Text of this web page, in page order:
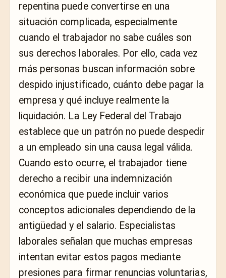
repentina puede convertirse en una
situación complicada, especialmente
cuando el trabajador no sabe cuáles son
sus derechos laborales. Por ello, cada vez
más personas buscan información sobre
despido injustificado, cuánto debe pagar la
empresa y qué incluye realmente la
liquidación. La Ley Federal del Trabajo
establece que un patrón no puede despedir
a un empleado sin una causa legal válida.
Cuando esto ocurre, el trabajador tiene
derecho a recibir una indemnización
económica que puede incluir varios
conceptos adicionales dependiendo de la
antigüedad y el salario. Especialistas
laborales señalan que muchas empresas
intentan evitar estos pagos mediante
presiones para firmar renuncias voluntarias,